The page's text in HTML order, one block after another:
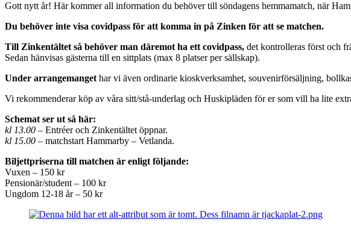
Gott nytt år! Här kommer all information du behöver till söndagens hemmamatch, när
Du behöver inte visa covidpass för att komma in på Zinken för att se matchen.
Till Zinkentältet så behöver man däremot ha ett covidpass, det kontrolleras först och
Sedan hänvisas gästerna till en sittplats (max 8 platser per sällskap).
Under arrangemanget har vi även ordinarie kioskverksamhet, souvenirförsäljning,
Vi rekommenderar köp av våra sitt/stå-underlag och Huskipläden för er som vill ha lite
Schemat ser ut så här:
kl 13.00 – Entréer och Zinkentältet öppnar.
kl 15.00 – matchstart Hammarby – Vetlanda.
Biljettpriserna till matchen är enligt följande:
Vuxen – 150 kr
Pensionär/student – 100 kr
Ungdom 12-18 år – 50 kr